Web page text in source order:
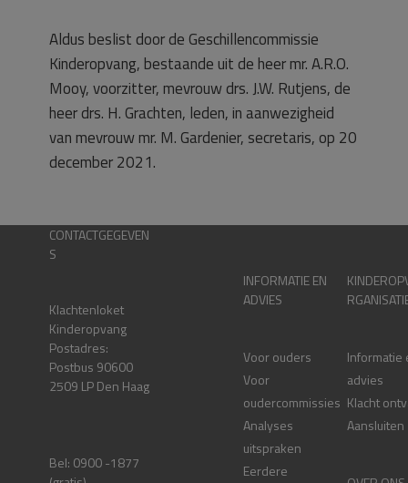
Aldus beslist door de Geschillencommissie
Kinderopvang, bestaande uit de heer mr. A.R.O.
Mooy, voorzitter, mevrouw drs. J.W. Rutjens, de
heer drs. H. Grachten, leden, in aanwezigheid
van mevrouw mr. M. Gardenier, secretaris, op 20
december 2021.
CONTACTGEGEVEN
S
Klachtenloket
Kinderopvang
Postadres:
Postbus 90600
2509 LP Den Haag
Bel: 0900 -1877
INFORMATIE EN
ADVIES
Voor ouders
Voor
oudercommissies
Analyses
uitspraken
Eerdere
Informatie
advies
Klacht
Aansluiten